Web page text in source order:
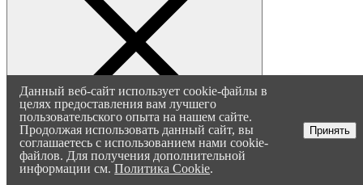
Здравствуйте! Напишите, если
у вас появятся вопросы. Мы
Кровать "Венеция Классик" 1,8
Полная стоимость товара
81 440 ₽
Данный веб-сайт использует cookie-файлы в
целях предоставления вам лучшего
пользовательского опыта на нашем сайте.
Продолжая использовать данный сайт, вы
соглашаетесь с использованием нами cookie-
файлов. Для получения дополнительной
информации см.Политика Cookie.
Принять